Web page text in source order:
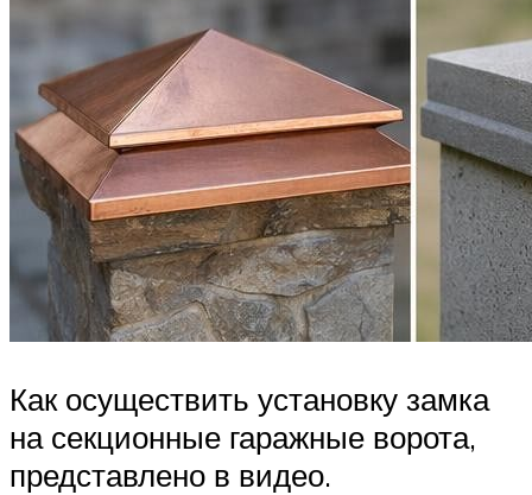
Как осуществить установку замка
на секционные гаражные ворота,
представлено в видео.